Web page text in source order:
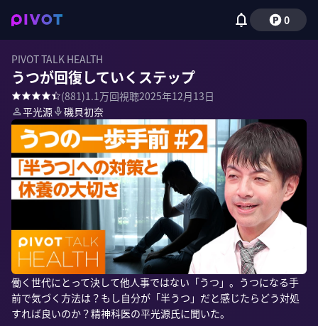
0
PIVOT TALK HEALTH
うつが回復していくステップ
(881)1.1万回視聴2025年12月13日
平光源
磯貝初奈
働く世代にとって決して他人事ではない「うつ」。うつになる手
前で気づく方法は？もし自分が「半うつ」だと感じたらどう対処
すれば良いのか？精神科医の平光源氏に聞いた。